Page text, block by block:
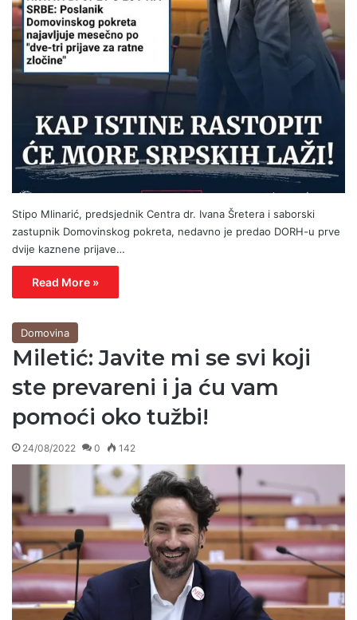
Stipo Mlinarić, predsjednik Centra dr. Ivana Šretera i saborski
zastupnik Domovinskog pokreta, nedavno je predao DORH-u prve
dvije kaznene prijave…
Read More »
Domovina
Miletić: Javite mi se svi koji
ste prevareni i ja ću vam
pomoći oko tužbi!
24/08/2022 0 142